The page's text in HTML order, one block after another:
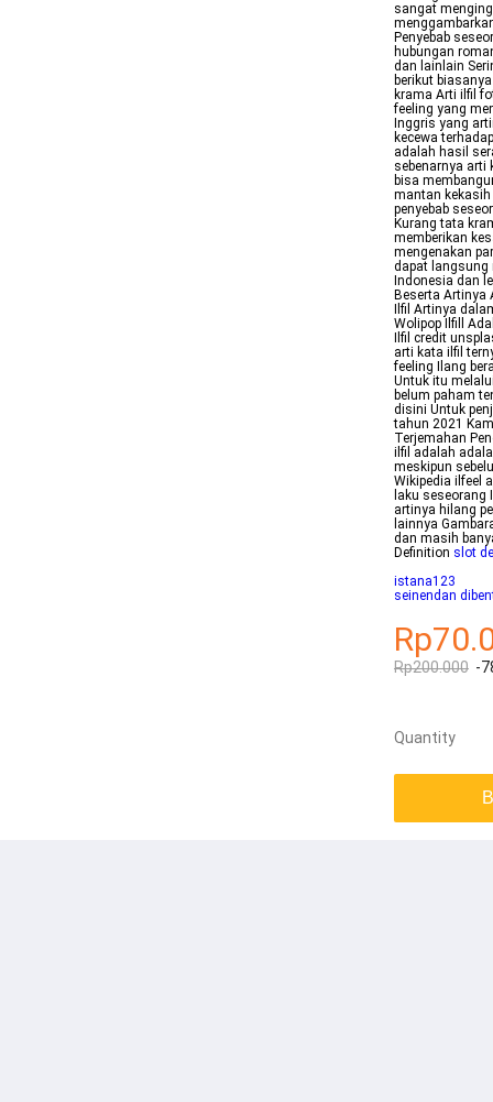
sangat
Penyebab
hubungan
dan lainlain
berikut
krama Arti ilfil
feeling yang
Inggris yang
kecewa
adalah hasil
sebenarnya
bisa
mantan
penyebab
Kurang tata
memberikan
mengenakan
dapat langsung
Indonesia dan
Beserta Artinya
Ilfil Artinya
Wolipop Ilfill
Ilfil credit
arti kata ilfil
feeling Ilang
Untuk itu
belum paham
disini Untuk
tahun 2021
Terjemahan
ilfil adalah
meskipun
Wikipedia ilfeel
laku
artinya hilang
lainnya
dan masih
Definition slot
istana123
seinendan
Rp200.000 -
Quantity